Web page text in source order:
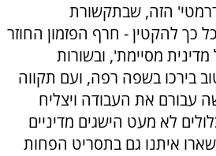
הזה, שבתקשורת
כך להקטין - חרף הפזמון החוזר
מסיימת', ובשורות
בירכו בשפה רפה, ועם תקווה
עבורם את העבודה ויצליח
לא מעט הישגים מדיניים
איתנו גם בתסריט הפחות